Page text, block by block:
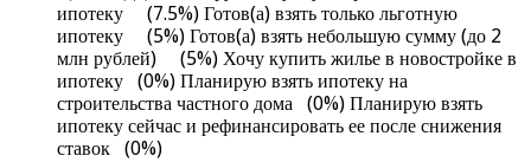
ипотеку (7.5%) Готов(а) взять только льготную
ипотеку (5%) Готов(а) взять небольшую сумму (до 2
млн рублей) (5%) Хочу купить жилье в новостройке в
ипотеку (0%) Планирую взять ипотеку на
строительства частного дома (0%) Планирую взять
ипотеку сейчас и рефинансировать ее после снижения
ставок (0%)